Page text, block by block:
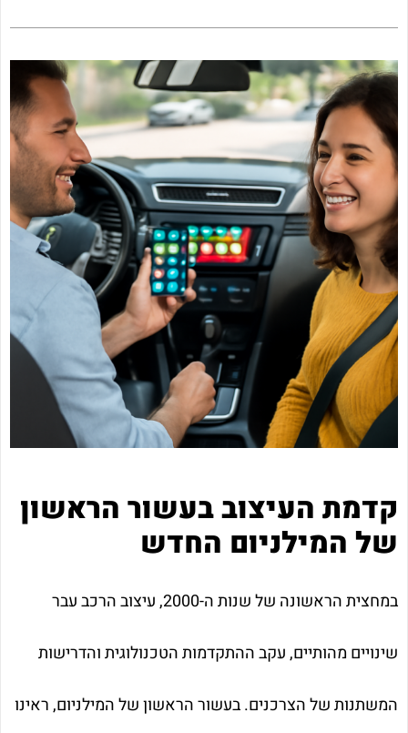
קדמת העיצוב בעשור הראשון
של המילניום החדש
במחצית הראשונה של שנות ה-2000, עיצוב הרכב עבר
שינויים מהותיים, עקב ההתקדמות הטכנולוגית והדרישות
המשתנות של הצרכנים. בעשור הראשון של המילניום, ראינו